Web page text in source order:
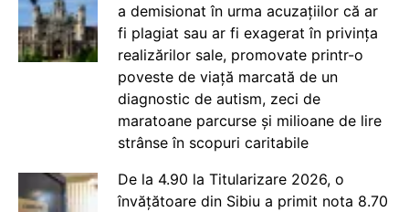
a demisionat în urma acuzațiilor că ar
fi plagiat sau ar fi exagerat în privința
realizărilor sale, promovate printr-o
poveste de viață marcată de un
diagnostic de autism, zeci de
maratoane parcurse și milioane de lire
strânse în scopuri caritabile
De la 4.90 la Titularizare 2026, o
învățătoare din Sibiu a primit nota 8.70